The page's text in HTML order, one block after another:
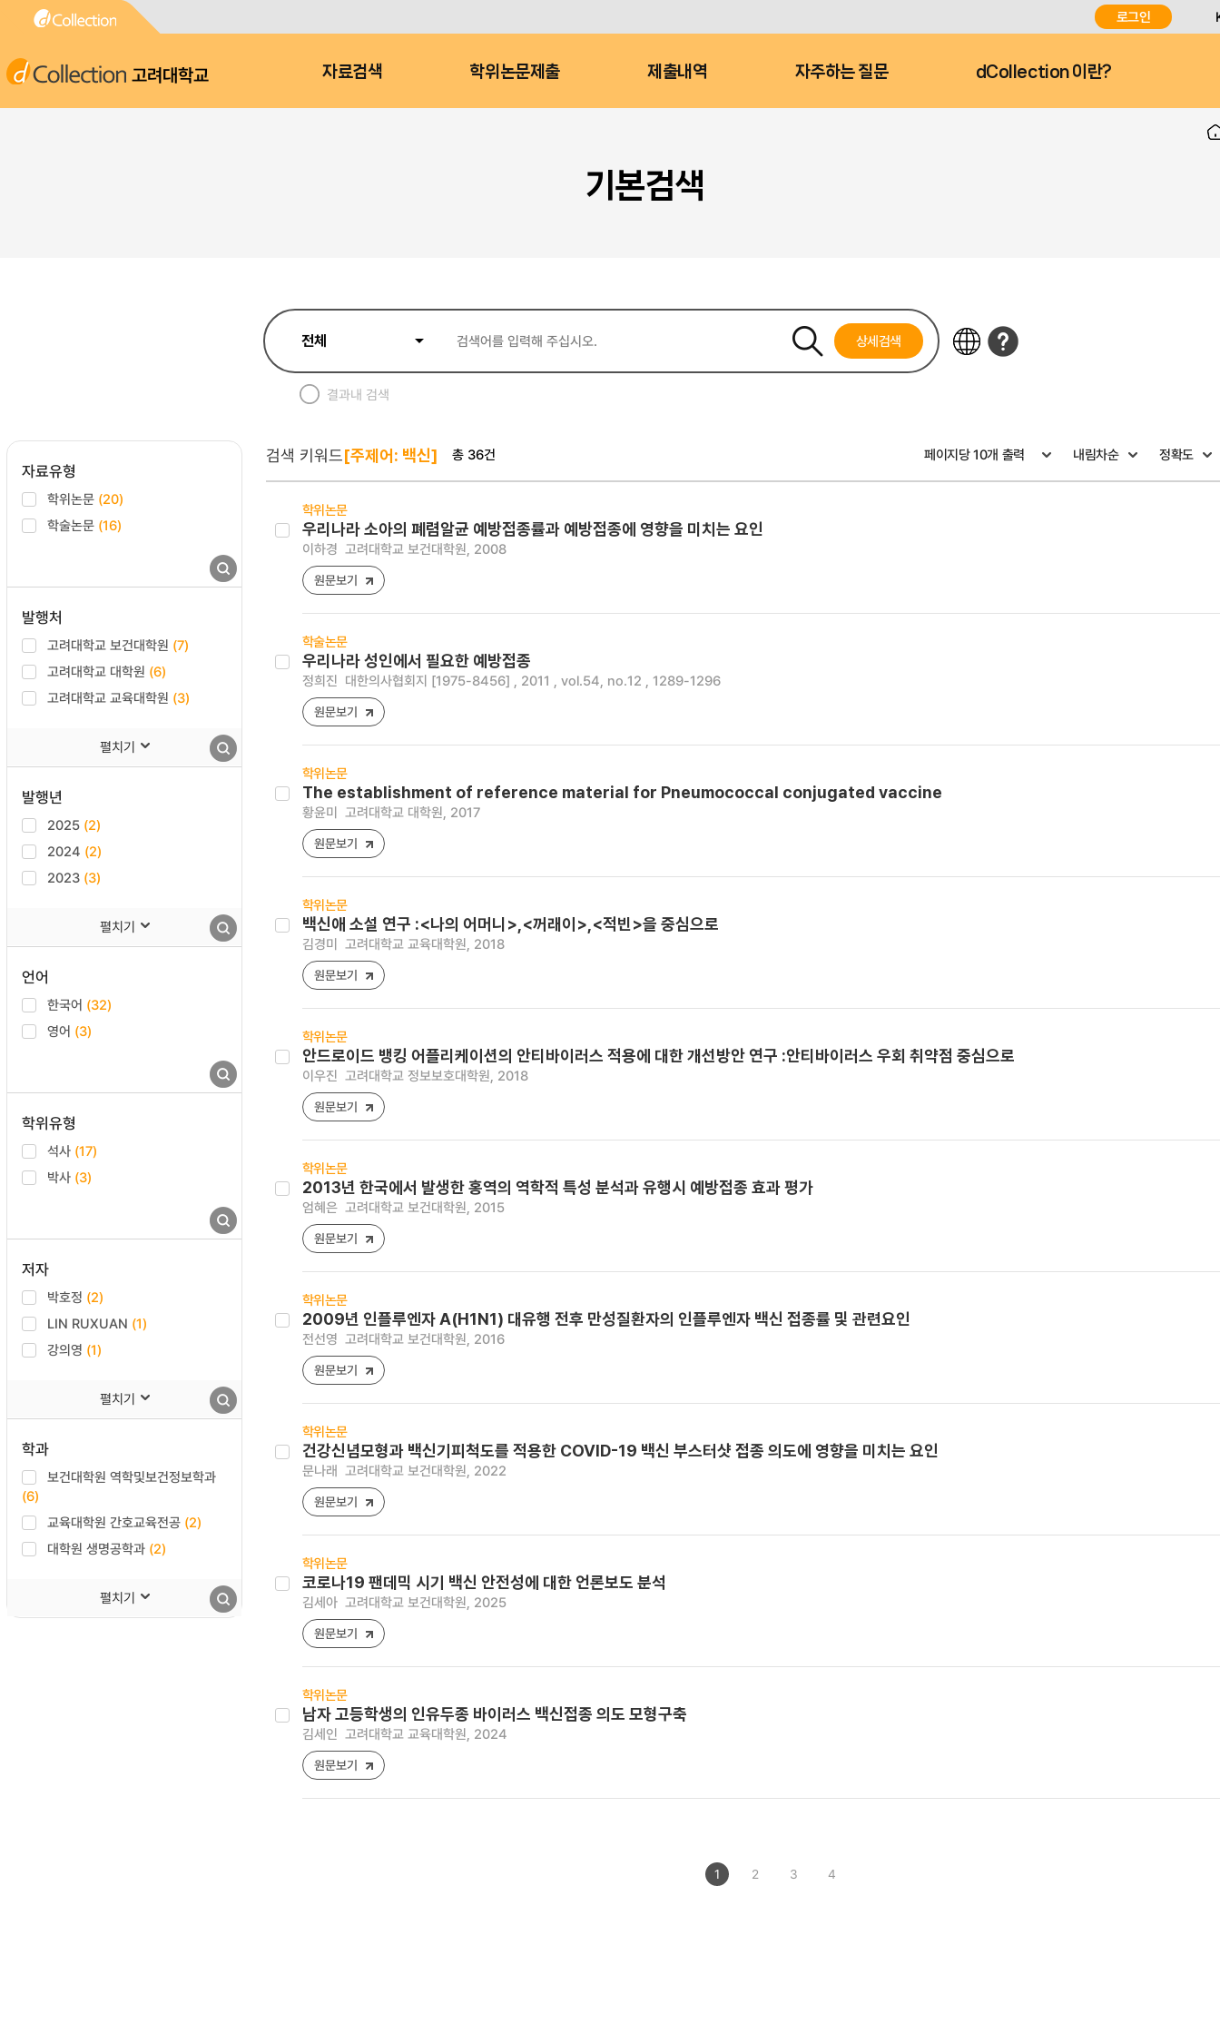
로그인
고려대학교 자료검색 학위논문제출 제출내역 자주하는 질문 dCollection 이란?
기본검색
상세검색
결과내 검색
자료유형
학위논문 (20)
학술논문 (16)
발행처
고려대학교 보건대학원 (7)
고려대학교 대학원 (6)
고려대학교 교육대학원 (3)
펼치기
발행년
2025 (2)
2024 (2)
2023 (3)
펼치기
언어
한국어 (32)
영어 (3)
학위유형
석사 (17)
박사 (3)
저자
박호정 (2)
LIN RUXUAN (1)
강의영 (1)
펼치기
학과
보건대학원 역학및보건정보학과
(6)
교육대학원 간호교육전공 (2)
대학원 생명공학과 (2)
펼치기
검색 키워드[주제어: 백신] 총 36건
학위논문
우리나라 소아의 폐렴알균 예방접종률과 예방접종에 영향을 미치는 요인
이하경 고려대학교 보건대학원, 2008
원문보기
학술논문
우리나라 성인에서 필요한 예방접종
정희진 대한의사협회지 [1975-8456] , 2011 , vol.54, no.12 , 1289-1296
원문보기
학위논문
The establishment of reference material for Pneumococcal conjugated vaccine
황윤미 고려대학교 대학원, 2017
원문보기
학위논문
백신애 소설 연구 :<나의 어머니>,<꺼래이>,<적빈>을 중심으로
김경미 고려대학교 교육대학원, 2018
원문보기
학위논문
안드로이드 뱅킹 어플리케이션의 안티바이러스 적용에 대한 개선방안 연구 :안티바이러스 우회 취약점 중심으로
이우진 고려대학교 정보보호대학원, 2018
원문보기
학위논문
2013년 한국에서 발생한 홍역의 역학적 특성 분석과 유행시 예방접종 효과 평가
엄혜은 고려대학교 보건대학원, 2015
원문보기
학위논문
2009년 인플루엔자 A(H1N1) 대유행 전후 만성질환자의 인플루엔자 백신 접종률 및 관련요인
전선영 고려대학교 보건대학원, 2016
원문보기
학위논문
건강신념모형과 백신기피척도를 적용한 COVID-19 백신 부스터샷 접종 의도에 영향을 미치는 요인
문나래 고려대학교 보건대학원, 2022
원문보기
학위논문
코로나19 팬데믹 시기 백신 안전성에 대한 언론보도 분석
김세아 고려대학교 보건대학원, 2025
원문보기
학위논문
남자 고등학생의 인유두종 바이러스 백신접종 의도 모형구축
김세인 고려대학교 교육대학원, 2024
원문보기
1 2 3 4